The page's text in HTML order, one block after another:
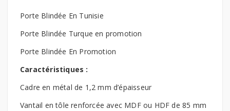
Porte Blindée En Tunisie
Porte Blindée Turque en promotion
Porte Blindée En Promotion
Caractéristiques :
Cadre en métal de 1,2 mm d’épaisseur
Vantail en tôle renforcée avec MDF ou HDF de 85 mm